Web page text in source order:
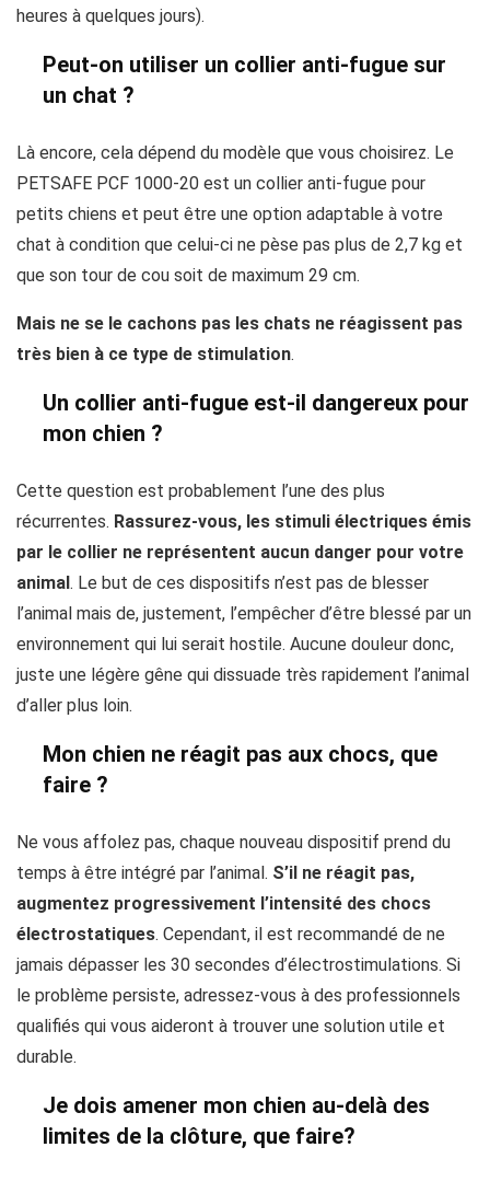
heures à quelques jours).
Peut-on utiliser un collier anti-fugue sur
un chat ?
Là encore, cela dépend du modèle que vous choisirez. Le
PETSAFE PCF 1000-20 est un collier anti-fugue pour
petits chiens et peut être une option adaptable à votre
chat à condition que celui-ci ne pèse pas plus de 2,7 kg et
que son tour de cou soit de maximum 29 cm.
Mais ne se le cachons pas les chats ne réagissent pas
très bien à ce type de stimulation.
Un collier anti-fugue est-il dangereux pour
mon chien ?
Cette question est probablement l’une des plus
récurrentes. Rassurez-vous, les stimuli électriques émis
par le collier ne représentent aucun danger pour votre
animal . Le but de ces dispositifs n’est pas de blesser
l’animal mais de, justement, l’empêcher d’être blessé par un
environnement qui lui serait hostile. Aucune douleur donc,
juste une légère gêne qui dissuade très rapidement l’animal
d’aller plus loin.
Mon chien ne réagit pas aux chocs, que
faire ?
Ne vous affolez pas, chaque nouveau dispositif prend du
temps à être intégré par l’animal. S’il ne réagit pas,
augmentez progressivement l’intensité des chocs
électrostatiques. Cependant, il est recommandé de ne
jamais dépasser les 30 secondes d’électrostimulations. Si
le problème persiste, adressez-vous à des professionnels
qualifiés qui vous aideront à trouver une solution utile et
durable.
Je dois amener mon chien au-delà des
limites de la clôture, que faire?